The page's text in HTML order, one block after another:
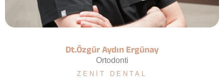
Dt.Özgür Aydın Ergünay
Ortodonti
ZENIT DENTAL